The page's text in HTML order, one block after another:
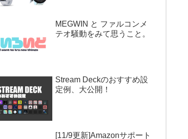
MEGWIN と ファルコンメ
テオ騒動をみて思うこと。
Stream Deckのおすすめ設
定例、大公開！
[11/9更新]Amazonサポート